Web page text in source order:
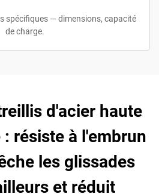
spécifiques — dimensions, capacité
de charge.
d'acier haute
résiste à l'embrun
les glissades
et réduit